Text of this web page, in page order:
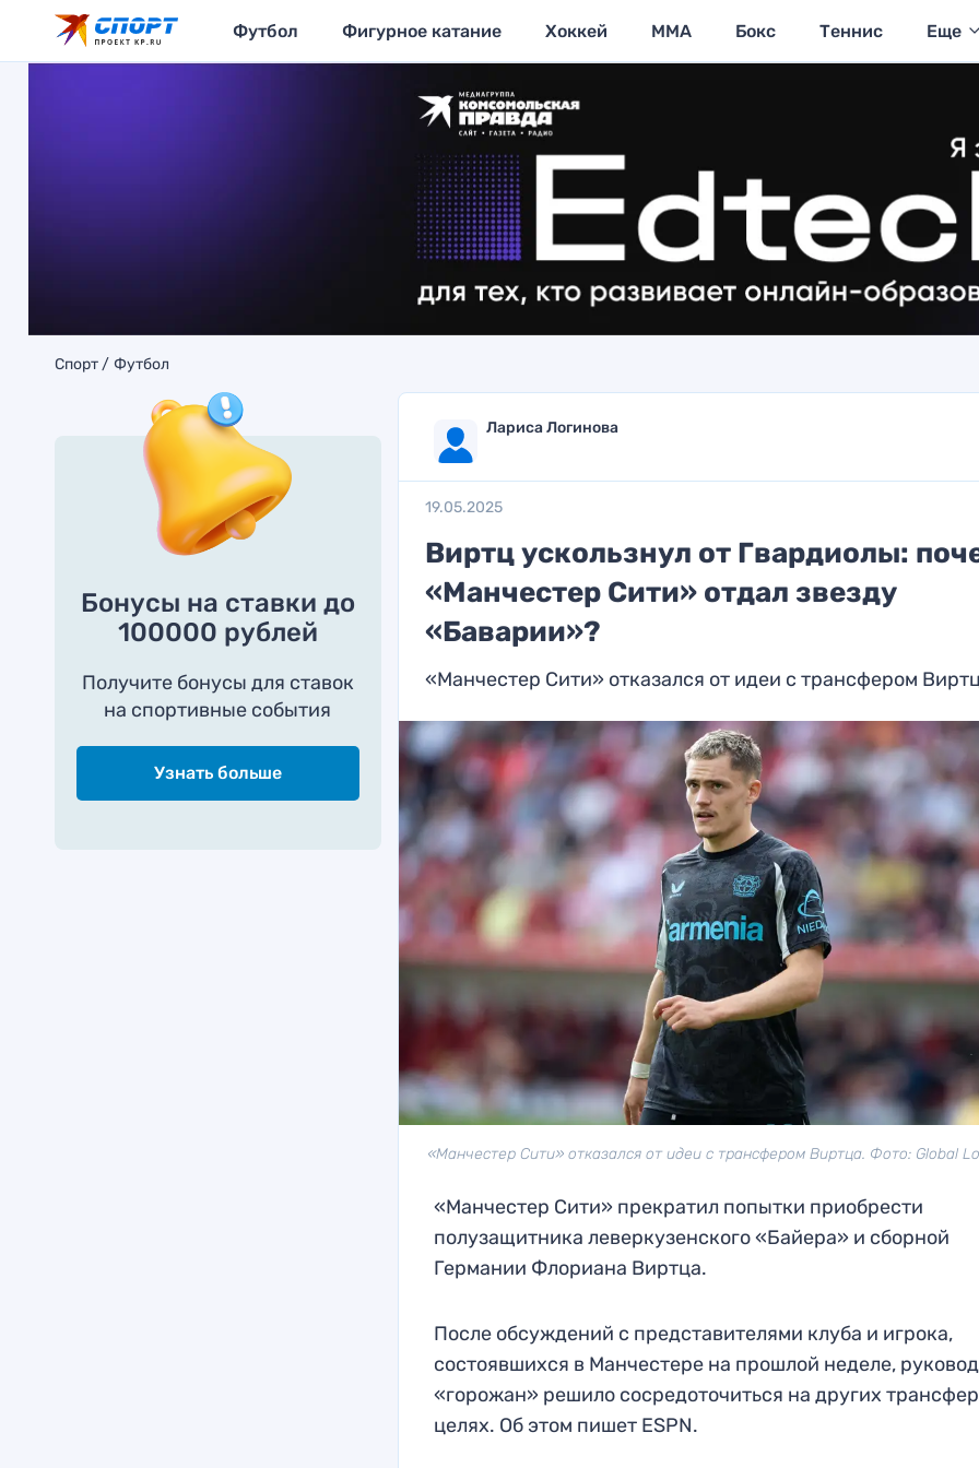
Футбол Фигурное катание Хоккей MMA Бокс Теннис Еще
Спорт Футбол
Бонусы на ставки до
100000 рублей
Получите бонусы для ставок
на спортивные события
Узнать больше
Лариса Логинова
19.05.2025
Виртц ускользнул от Гвардиолы:
«Манчестер Сити» отдал звезду
«Баварии»?
«Манчестер Сити» отказался от идеи с трансфером
«Манчестер Сити» отказался от идеи с трансфером Виртца. Фото: Global
«Манчестер Сити» прекратил попытки приобрести
полузащитника леверкузенского «Байера» и сборной
Германии Флориана Виртца.
После обсуждений с представителями клуба и игрока,
состоявшихся в Манчестере на прошлой неделе,
«горожан» решило сосредоточиться на других
целях. Об этом пишет ESPN.